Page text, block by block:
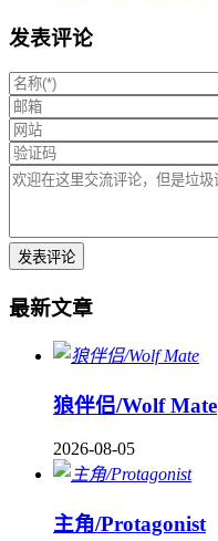
发表评论
最新文章
狼伴侣/Wolf Mate
2026-08-05
主角/Protagonist